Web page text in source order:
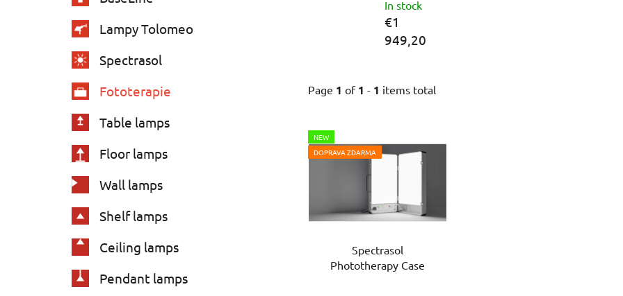
Lampy Tolomeo
Spectrasol
Fototerapie
Table lamps
Floor lamps
Wall lamps
Shelf lamps
Ceiling lamps
Pendant lamps
In stock
€1
949,20
Page 1 of 1 - 1 items total
L
i
f
NEW
DOPRAVA ZDARMA
Spectrasol
Phototherapy Case